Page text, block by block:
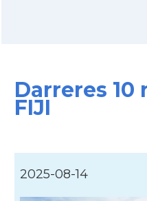
Darreres
FIJI
2025-08-14